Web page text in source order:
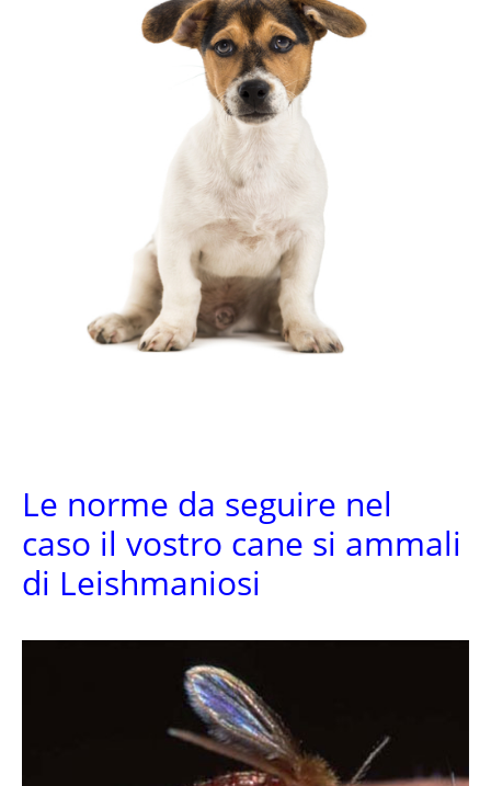
Le norme da seguire nel
caso il vostro cane si ammali
di Leishmaniosi